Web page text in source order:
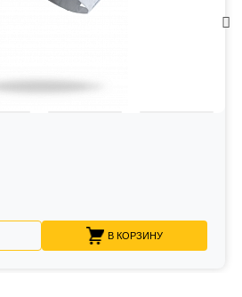
В КОРЗИНУ